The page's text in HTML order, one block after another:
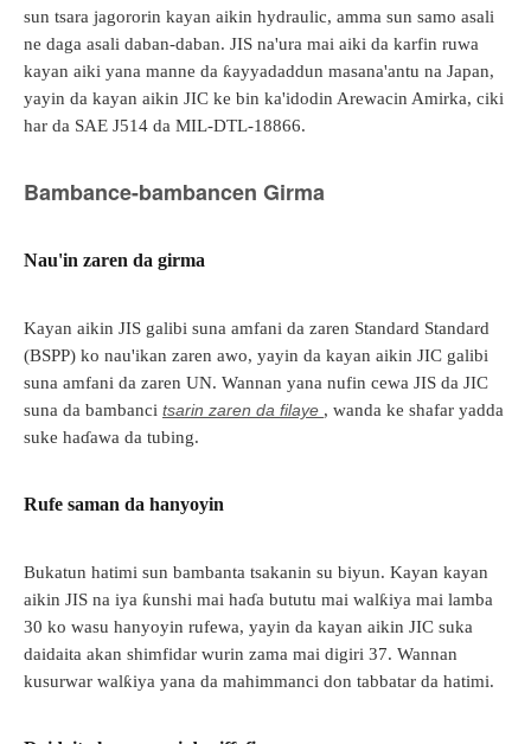
sun tsara jagororin kayan aikin hydraulic, amma sun samo asali
ne daga asali daban-daban. JIS na'ura mai aiki da karfin ruwa
kayan aiki yana manne da ƙayyadaddun masana'antu na Japan,
yayin da kayan aikin JIC ke bin ka'idodin Arewacin Amirka, ciki
har da SAE J514 da MIL-DTL-18866.
Bambance-bambancen Girma
Nau'in zaren da girma
Kayan aikin JIS galibi suna amfani da zaren Standard Standard
(BSPP) ko nau'ikan zaren awo, yayin da kayan aikin JIC galibi
suna amfani da zaren UN. Wannan yana nufin cewa JIS da JIC
suna da bambanci tsarin zaren da filaye , wanda ke shafar yadda
suke haɗawa da tubing.
Rufe saman da hanyoyin
Bukatun hatimi sun bambanta tsakanin su biyun. Kayan kayan
aikin JIS na iya ƙunshi mai haɗa bututu mai walƙiya mai lamba
30 ko wasu hanyoyin rufewa, yayin da kayan aikin JIC suka
daidaita akan shimfidar wurin zama mai digiri 37. Wannan
kusurwar walƙiya yana da mahimmanci don tabbatar da hatimi.